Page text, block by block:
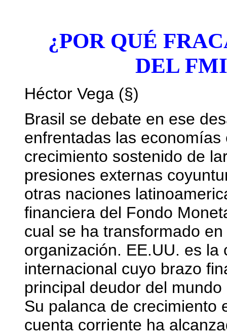
¿POR QUÉ
DEL
Héctor Vega (§)
Brasil se debate en ese
enfrentadas las
crecimiento sostenido de
presiones externas
otras naciones
financiera del Fondo
cual se ha transformado
organización. EE.UU. es
internacional cuyo brazo
principal deudor del
Su palanca de crecimiento
cuenta corriente ha